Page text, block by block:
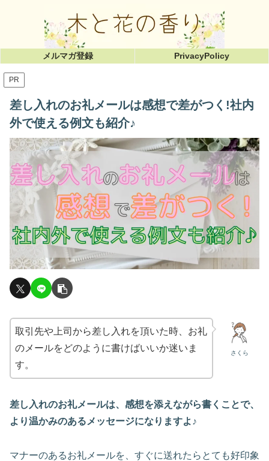
メルマガ登録 PrivacyPolicy
PR
差し入れのお礼メールは感想で差がつく!社内
外で使える例文も紹介♪
さくら
取引先や上司から差し入れを頂いた時、お礼
のメールをどのように書けばいいか迷いま
す。
差し入れのお礼メールは、感想を添えながら書くことで、
より温かみのあるメッセージになりますよ♪
マナーのあるお礼メールを、すぐに送れたらとても好印象